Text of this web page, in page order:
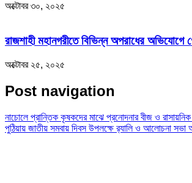
অক্টোবর ৩০, ২০২৫
রাজশাহী মহানগরীতে বিভিন্ন অপরাধের
অক্টোবর ২৫, ২০২৫
Post navigation
নাচোলে প্রান্তিক কৃষকদের মাঝে প্রনোদনার বীজ ও রাসায়নিক
পুঠিয়ায় জাতীয় সমবায় দিবস উপলক্ষে র‌্যালি ও আলোচনা সভা